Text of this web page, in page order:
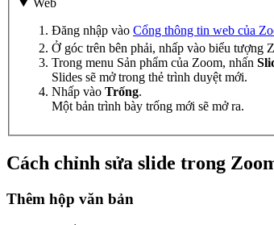
Web
Đăng nhập vào Cổng thông tin web của
Ở góc trên bên phải, nhấp vào biểu tượng
Trong menu Sản phẩm của Zoom, nhấn
Slides sẽ mở trong thẻ trình duyệt mới.
Nhấp vào Trống.
Một bản trình bày trống mới sẽ mở ra.
Cách chỉnh sửa slide trong
Thêm hộp văn bản